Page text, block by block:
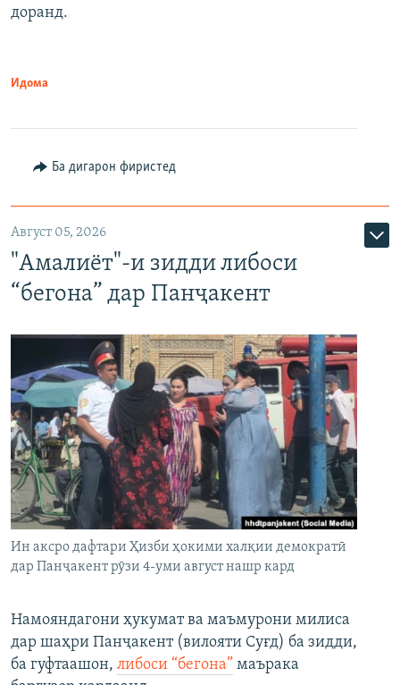
доранд.
Идома
Ба дигарон фиристед
Август 05, 2026
"Амалиёт"-и зидди либоси
“бегона” дар Панҷакент
Ин аксро дафтари Ҳизби ҳокими халқии демократӣ
дар Панҷакент рӯзи 4-уми август нашр кард
Намояндагони ҳукумат ва маъмурони милиса
дар шаҳри Панҷакент (вилояти Суғд) ба зидди,
ба гуфтаашон, либоси “бегона” маърака